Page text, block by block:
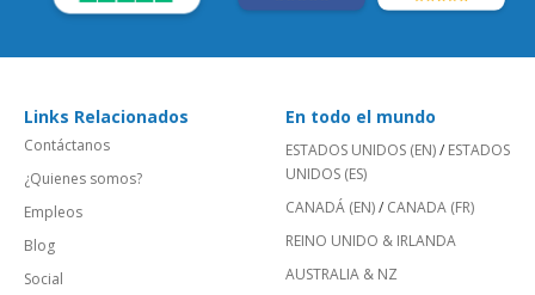
Links Relacionados
Contáctanos
¿Quienes somos?
Empleos
Blog
Social
En todo el mundo
ESTADOS UNIDOS (EN)/ ESTADOS
UNIDOS (ES)
CANADÁ (EN)/ CANADA (FR)
REINO UNIDO & IRLANDA
AUSTRALIA & NZ